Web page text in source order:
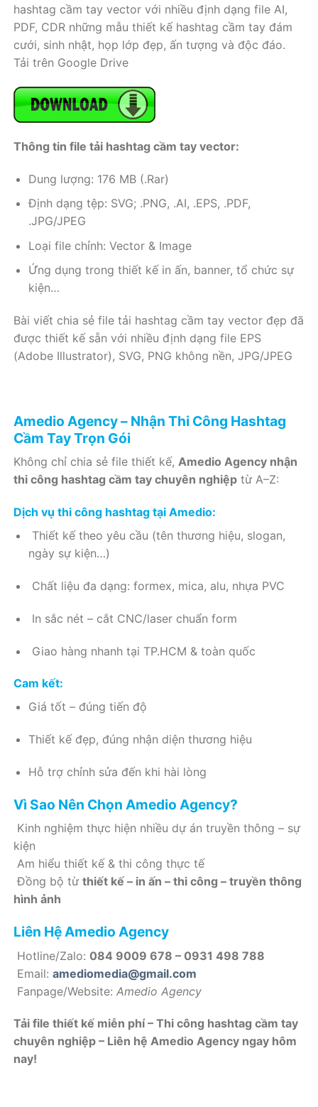
hashtag cầm tay vector với nhiều định dạng file AI,
PDF, CDR những mẫu thiết kế hashtag cầm tay đám
cưới, sinh nhật, họp lớp đẹp, ấn tượng và độc đáo.
Tải trên Google Drive
Thông tin file tải hashtag cầm tay vector:
Dung lượng: 176 MB (.Rar)
Định dạng tệp: SVG; .PNG, .AI, .EPS, .PDF,
.JPG/JPEG
Loại file chỉnh: Vector & Image
Ứng dụng trong thiết kế in ấn, banner, tổ chức sự
kiện…
Bài viết chia sẻ file tải hashtag cầm tay vector đẹp đã
được thiết kế sẵn với nhiều định dạng file EPS
(Adobe Illustrator), SVG, PNG không nền, JPG/JPEG
Amedio Agency – Nhận Thi Công Hashtag
Cầm Tay Trọn Gói
Không chỉ chia sẻ file thiết kế,Amedio Agency nhận
thi công hashtag cầm tay chuyên nghiệp từ A–Z:
Dịch vụ thi công hashtag tại Amedio:
Thiết kế theo yêu cầu (tên thương hiệu, slogan,
ngày sự kiện…)
Chất liệu đa dạng: formex, mica, alu, nhựa PVC
In sắc nét – cắt CNC/laser chuẩn form
Giao hàng nhanh tại TP.HCM & toàn quốc
Cam kết:
Giá tốt – đúng tiến độ
Thiết kế đẹp, đúng nhận diện thương hiệu
Hỗ trợ chỉnh sửa đến khi hài lòng
Vì Sao Nên Chọn Amedio Agency?
Kinh nghiệm thực hiện nhiều dự án truyền thông – sự
kiện
Am hiểu thiết kế & thi công thực tế
Đồng bộ từthiết kế – in ấn – thi công – truyền thông
hình ảnh
Liên Hệ Amedio Agency
Hotline/Zalo: 084 9009 678 – 0931 498 788
Email:amediomedia@gmail.com
Fanpage/Website:Amedio Agency
Tải file thiết kế miễn phí – Thi công hashtag cầm tay
chuyên nghiệp – Liên hệ Amedio Agency ngay hôm
nay!